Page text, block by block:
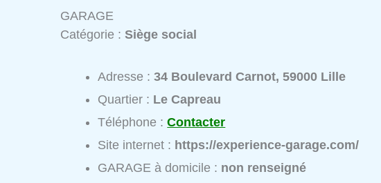
GARAGE
Catégorie :Siège social
Adresse :34 Boulevard Carnot, 59000 Lille
Quartier : Le Capreau
Téléphone :Contacter
Site internet : https://experience-garage.com/
GARAGE à domicile : non renseigné